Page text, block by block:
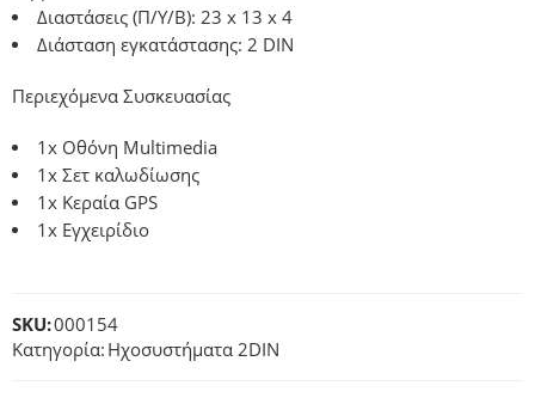
Διαστάσεις (Π/Υ/Β): 23 x 13 x 4
Διάσταση εγκατάστασης: 2 DIN
Περιεχόμενα Συσκευασίας
1x Οθόνη Multimedia
1x Σετ καλωδίωσης
1x Κεραία GPS
1x Εγχειρίδιο
SKU:000154
Κατηγορία: Ηχοσυστήματα 2DIN